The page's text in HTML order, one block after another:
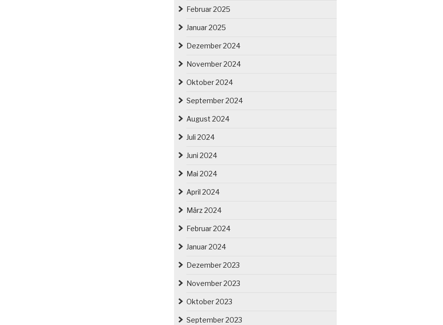
Februar 2025
Januar 2025
Dezember 2024
November 2024
Oktober 2024
September 2024
August 2024
Juli 2024
Juni 2024
Mai 2024
April 2024
März 2024
Februar 2024
Januar 2024
Dezember 2023
November 2023
Oktober 2023
September 2023